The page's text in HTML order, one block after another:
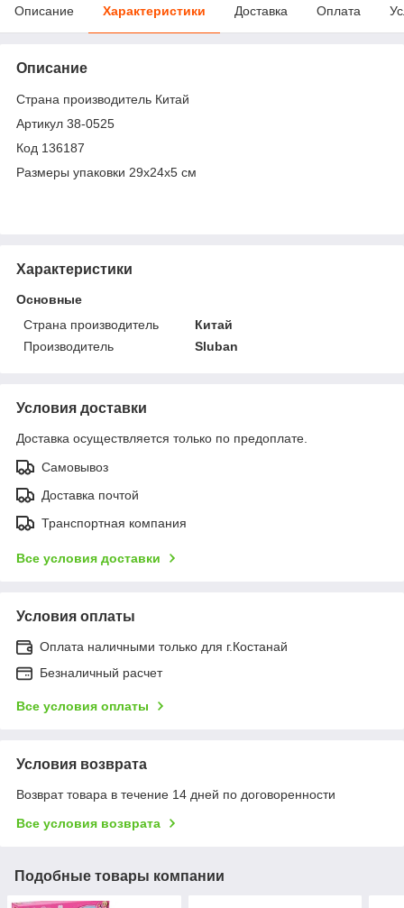
Описание Характеристики Доставка Оплата
Описание
Страна производитель Китай
Артикул 38-0525
Код 136187
Размеры упаковки 29x24x5 см
Характеристики
Основные
Страна производитель
Китай
Производитель
Sluban
Условия доставки
Доставка осуществляется только по предоплате.
Самовывоз
Доставка почтой
Транспортная компания
Все условия доставки
Условия оплаты
Оплата наличными только для г.Костанай
Безналичный расчет
Все условия оплаты
Условия возврата
Возврат товара в течение 14 дней по договоренности
Все условия возврата
Подобные товары компании